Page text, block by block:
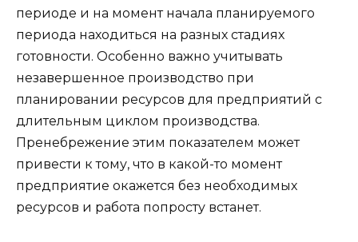
периоде и на момент начала планируемого
периода находиться на разных стадиях
готовности. Особенно важно учитывать
незавершенное производство при
планировании ресурсов для предприятий с
длительным циклом производства.
Пренебрежение этим показателем может
привести к тому, что в какой-то момент
предприятие окажется без необходимых
ресурсов и работа попросту встанет.